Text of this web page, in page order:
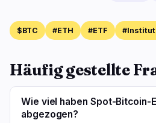
$BTC #ETH #ETF
Häufig gestellte
Wie viel haben Spot-Bitcoin-
abgezogen?